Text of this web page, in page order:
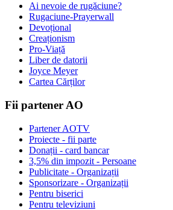
Ai nevoie de rugăciune?
Rugaciune-Prayerwall
Devoțional
Creaționism
Pro-Viață
Liber de datorii
Joyce Meyer
Cartea Cărților
Fii partener AO
Partener AOTV
Proiecte - fii parte
Donații - card bancar
3,5% din impozit - Persoane
Publicitate - Organizații
Sponsorizare - Organizații
Pentru biserici
Pentru televiziuni